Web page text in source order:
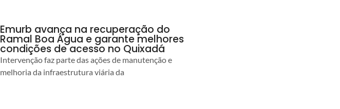
Emurb avança na recuperação do
Ramal Boa Água e garante melhores
condições de acesso no Quixadá
Intervenção faz parte das ações de manutenção e
melhoria da infraestrutura viária da